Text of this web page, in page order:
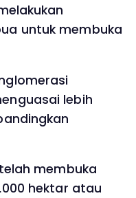
untuk membuka
lebih
membuka
hektar atau